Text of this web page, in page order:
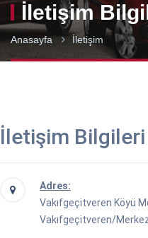
İletişim
Anasayfa İletişim
İletişim Bilgileri
Adres:
Vakıfgeçitveren Köyü
Vakıfgeçitveren/